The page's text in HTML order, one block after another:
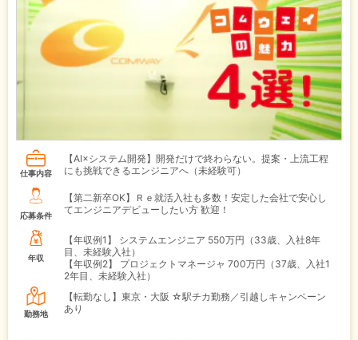
仕事内容
【AI×システム開発】開発だけで終わらない。提案・上流工程
にも挑戦できるエンジニアへ（未経験可）
応募条件
【第二新卒OK】Ｒｅ就活入社も多数！安定した会社で安心し
てエンジニアデビューしたい方 歓迎！
年収
【年収例1】
システムエンジニア 550万円（33歳、入社8年
目、未経験入社）
【年収例2】
プロジェクトマネージャ 700万円（37歳、入社1
2年目、未経験入社）
勤務地
【転勤なし】東京・大阪 ☆駅チカ勤務／引越しキャンペーン
あり